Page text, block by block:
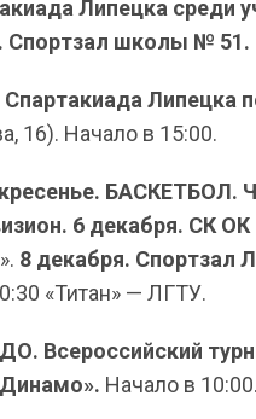
Липецка среди
Спортзал школы № 51.
Липецка
16). Начало в 15:00.
БАСКЕТБОЛ.
6 декабря. СК
8 декабря. Спортзал
«Титан» — ЛГТУ.
Всероссийский
Начало в 10:00.